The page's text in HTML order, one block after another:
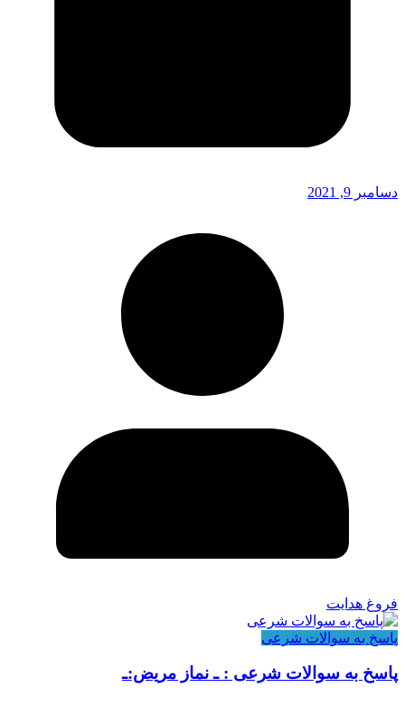
دسامبر 9, 2021
فروغ هدایت
پاسخ به سوالات شرعی
پاسخ به سوالات شرعی : ـ نماز مریض:ـ